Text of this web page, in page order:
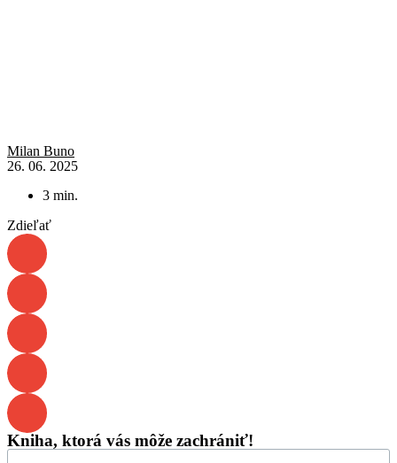
Milan Buno
26. 06. 2025
3 min.
Zdieľať
Kniha, ktorá vás môže zachrániť!